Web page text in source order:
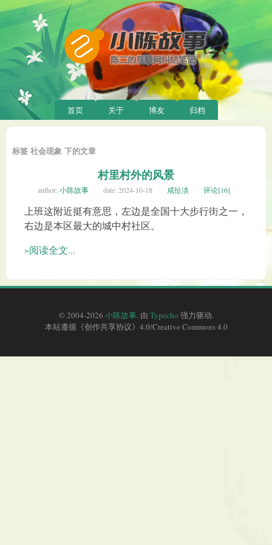
首页 关于 博友 归档
标签 社会现象 下的文章
村里村外的风景
author: 小陈故事 date: 2024-10-18 咸扯淡 评论[16]
上班这附近挺有意思，左边是全国十大步行街之一，
右边是本区最大的城中村社区。
»阅读全文...
© 2004-2026 小陈故事. 由 Typecho 强力驱动.
本站遵循《创作共享协议》4.0/Creative Commons 4.0